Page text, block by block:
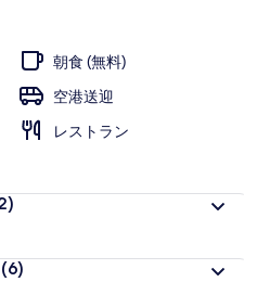
朝食 (無料)
空港送迎
レストラン
(6)